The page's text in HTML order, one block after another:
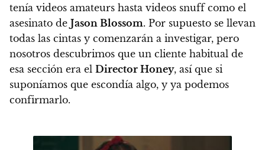
tenía videos amateurs hasta videos snuff como el
asesinato de Jason Blossom. Por supuesto se llevan
todas las cintas y comenzarán a investigar, pero
nosotros descubrimos que un cliente habitual de
esa sección era el Director Honey, así que si
suponíamos que escondía algo, y ya podemos
confirmarlo.